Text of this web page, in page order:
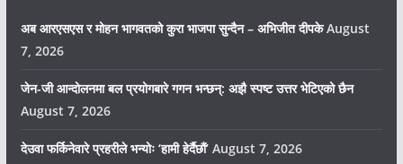
अब आरएसएस र मोहन भागवतको कुरा भाजपा सुन्दैन – अभिजीत दीपके August
7, 2026
जेन-जी आन्दोलनमा बल प्रयोगबारे गगन भन्छन्: अझै स्पष्ट उत्तर भेटिएको छैन
August 7, 2026
देउवा फर्किनेवारे प्रहरीले भन्योः ‘हामी हेर्दैछौं’ August 7, 2026